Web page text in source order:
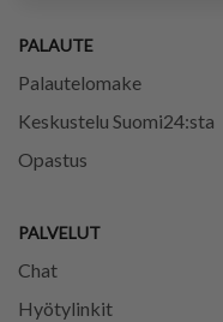
PALAUTE
Palautelomake
Keskustelu Suomi24:sta
Opastus
PALVELUT
Chat
Hyötylinkit